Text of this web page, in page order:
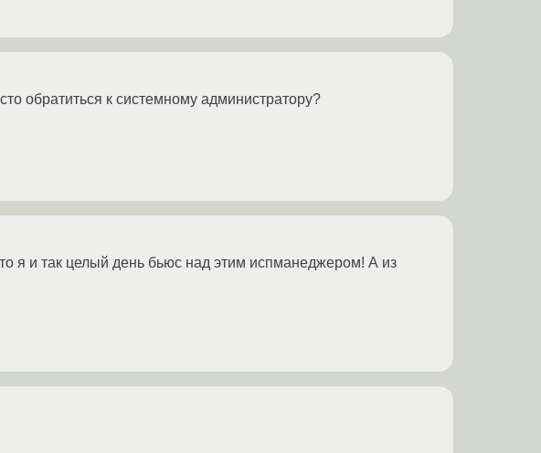
обратиться к системному администратору?
я и так целый день бьюс над этим испманеджером! А из